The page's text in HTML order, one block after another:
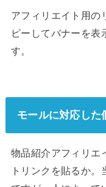
アフィリエイト用の
ピーしてバナーを表
す。
モールに対応した
物品紹介アフィリエ
トリンクを貼るか